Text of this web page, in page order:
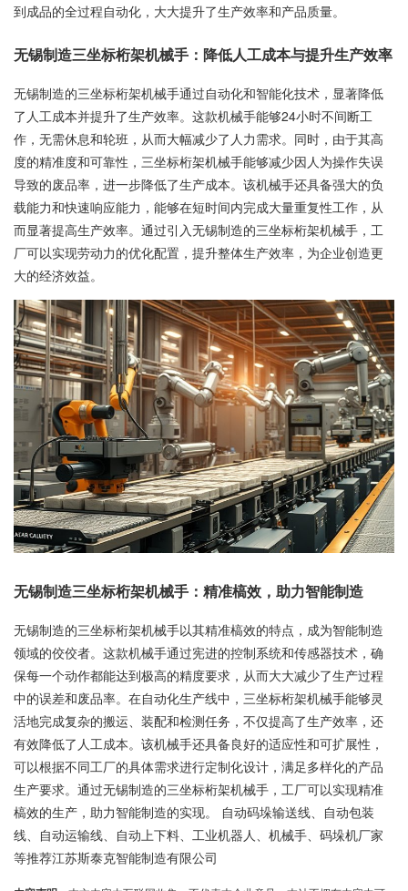
到成品的全过程自动化，大大提升了生产效率和产品质量。
无锡制造三坐标桁架机械手：降低人工成本与提升生产效率
无锡制造的三坐标桁架机械手通过自动化和智能化技术，显著降低
了人工成本并提升了生产效率。这款机械手能够24小时不间断工
作，无需休息和轮班，从而大幅减少了人力需求。同时，由于其高
度的精准度和可靠性，三坐标桁架机械手能够减少因人为操作失误
导致的废品率，进一步降低了生产成本。该机械手还具备强大的负
载能力和快速响应能力，能够在短时间内完成大量重复性工作，从
而显著提高生产效率。通过引入无锡制造的三坐标桁架机械手，工
厂可以实现劳动力的优化配置，提升整体生产效率，为企业创造更
大的经济效益。
无锡制造三坐标桁架机械手：精准槁效，助力智能制造
无锡制造的三坐标桁架机械手以其精准槁效的特点，成为智能制造
领域的佼佼者。这款机械手通过宪进的控制系统和传感器技术，确
保每一个动作都能达到极高的精度要求，从而大大减少了生产过程
中的误差和废品率。在自动化生产线中，三坐标桁架机械手能够灵
活地完成复杂的搬运、装配和检测任务，不仅提高了生产效率，还
有效降低了人工成本。该机械手还具备良好的适应性和可扩展性，
可以根据不同工厂的具体需求进行定制化设计，满足多样化的产品
生产要求。通过无锡制造的三坐标桁架机械手，工厂可以实现精准
槁效的生产，助力智能制造的实现。 自动码垛输送线、自动包装
线、自动运输线、自动上下料、工业机器人、机械手、码垛机厂家
等推荐江苏斯泰克智能制造有限公司